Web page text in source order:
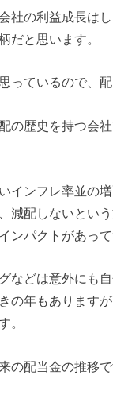
社の利益成長は
だと思います。
っているので、
の歴史を持つ会
インフレ率並の
減配しないとい
ンパクトがあっ
などは意外にも
の年もあります
。
の配当金の推移